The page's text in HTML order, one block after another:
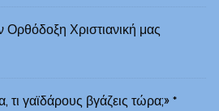
Ορθόδοξη Χριστιανική μας
γαϊδάρους βγάζεις τώρα;» *